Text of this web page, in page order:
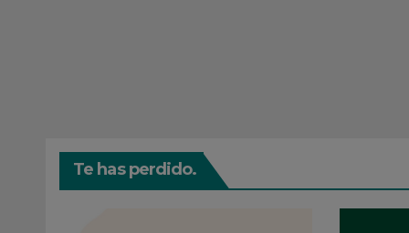
Te has perdido.